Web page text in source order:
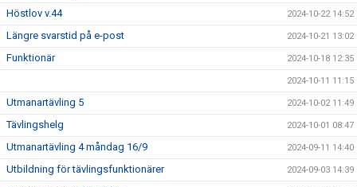
Höstlov v.44 2024-10-22 14:52
Längre svarstid på e-post 2024-10-21 13:02
Funktionär 2024-10-18 12:35
2024-10-11 11:15
Utmanartävling 5 2024-10-02 11:49
Tävlingshelg 2024-10-01 08:47
Utmanartävling 4 måndag 16/9 2024-09-11 14:40
Utbildning för tävlingsfunktionärer 2024-09-03 14:39